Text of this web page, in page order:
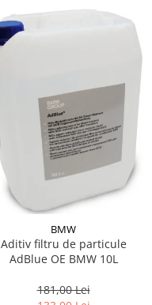
BMW
Aditiv filtru de particule
AdBlue OE BMW 10L
181,00 Lei